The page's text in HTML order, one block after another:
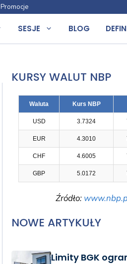
Promocje
SESJE BLOG
KURSY WALUT NBP
Waluta Kurs NBP
USD 3.7324
EUR 4.3010
CHF 4.6005
GBP 5.0172
Źródło:
NOWE ARTYKUŁY
Limity BGK